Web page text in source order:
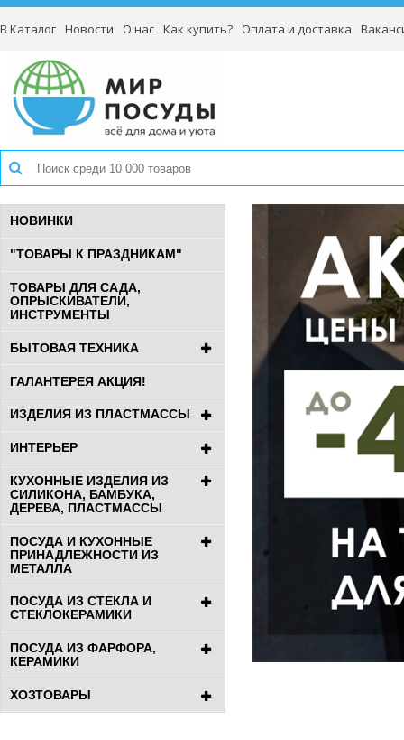
В Каталог Новости О нас Как купить? Оплата и доставка
НОВИНКИ
"ТОВАРЫ К ПРАЗДНИКАМ"
ТОВАРЫ ДЛЯ САДА,
ОПРЫСКИВАТЕЛИ,
ИНСТРУМЕНТЫ
БЫТОВАЯ ТЕХНИКА
ГАЛАНТЕРЕЯ АКЦИЯ!
ИЗДЕЛИЯ ИЗ ПЛАСТМАССЫ
ИНТЕРЬЕР
КУХОННЫЕ ИЗДЕЛИЯ ИЗ
СИЛИКОНА, БАМБУКА,
ДЕРЕВА, ПЛАСТМАССЫ
ПОСУДА И КУХОННЫЕ
ПРИНАДЛЕЖНОСТИ ИЗ
МЕТАЛЛА
ПОСУДА ИЗ СТЕКЛА И
СТЕКЛОКЕРАМИКИ
ПОСУДА ИЗ ФАРФОРА,
КЕРАМИКИ
ХОЗТОВАРЫ